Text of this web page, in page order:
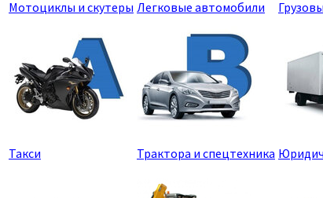
Мотоциклы и скутеры Легковые автомобили
Такси Трактора и спецтехника